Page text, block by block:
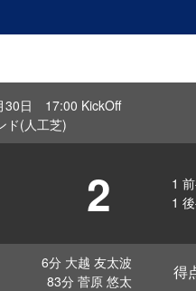
30日 17:00 KickOff
ド(人工芝)
2 1
1
6分 大越 友太波
83分 菅原 悠太
得